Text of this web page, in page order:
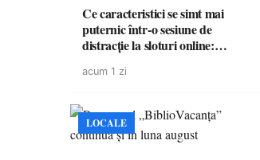
Ce caracteristici se simt mai
puternic într-o sesiune de
distracție la sloturi online:
acum 1 zi
LOCALE